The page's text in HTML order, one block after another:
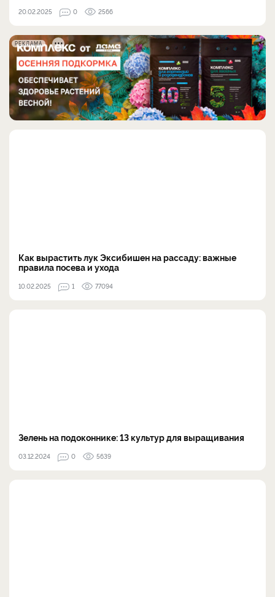
20.02.2025 0 2566
РЕКЛАМА
Как вырастить лук Эксибишен на рассаду: важные
правила посева и ухода
10.02.2025 1 77094
Зелень на подоконнике: 13 культур для выращивания
03.12.2024 0 5639